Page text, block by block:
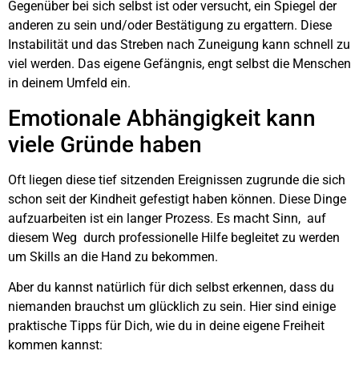
Gegenüber bei sich selbst ist oder versucht, ein Spiegel der
anderen zu sein und/oder Bestätigung zu ergattern. Diese
Instabilität und das Streben nach Zuneigung kann schnell zu
viel werden. Das eigene Gefängnis, engt selbst die Menschen
in deinem Umfeld ein.
Emotionale Abhängigkeit kann
viele Gründe haben
Oft liegen diese tief sitzenden Ereignissen zugrunde die sich
schon seit der Kindheit gefestigt haben können. Diese Dinge
aufzuarbeiten ist ein langer Prozess. Es macht Sinn, auf
diesem Weg durch professionelle Hilfe begleitet zu werden
um Skills an die Hand zu bekommen.
Aber du kannst natürlich für dich selbst erkennen, dass du
niemanden brauchst um glücklich zu sein. Hier sind einige
praktische Tipps für Dich, wie du in deine eigene Freiheit
kommen kannst: